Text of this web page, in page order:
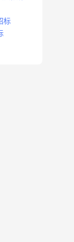
标